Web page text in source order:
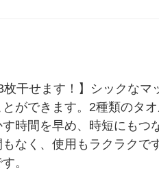
枚干せます！】シックな
ができます。2種類のタ
時間を早め、時短にも
なく、使用もラクラク
。